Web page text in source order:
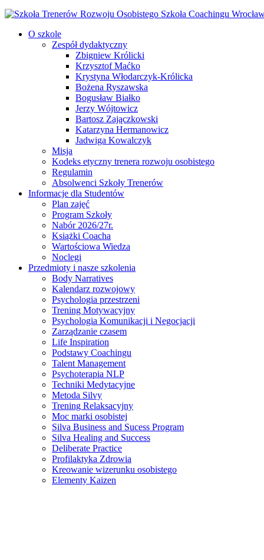
O szkole
Zespół dydaktyczny
Zbigniew Królicki
Krzysztof Maćko
Krystyna Włodarczyk-Królicka
Bożena Ryszawska
Bogusław Białko
Jerzy Wójtowicz
Bartosz Zajączkowski
Katarzyna Hermanowicz
Jadwiga Kowalczyk
Misja
Kodeks etyczny trenera rozwoju osobistego
Regulamin
Absolwenci Szkoły Trenerów
Informacje dla Studentów
Plan zajęć
Program Szkoły
Nabór 2026/27r.
Książki Coacha
Wartościowa Wiedza
Noclegi
Przedmioty i nasze szkolenia
Body Narratives
Kalendarz rozwojowy
Psychologia przestrzeni
Trening Motywacyjny
Psychologia Komunikacji i Negocjacji
Zarządzanie czasem
Life Inspiration
Podstawy Coachingu
Talent Management
Psychoterapia NLP
Techniki Medytacyjne
Metoda Silvy
Trening Relaksacyjny
Moc marki osobistej
Silva Business and Sucess Program
Silva Healing and Success
Deliberate Practice
Profilaktyka Zdrowia
Kreowanie wizerunku osobistego
Elementy Kaizen